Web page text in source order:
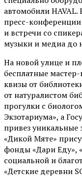
автомобили
пресс-
и встречи со
музыки и медиа до
На новой улице и
бесплатные
квизы от
от натуралистом
прогулки с
Экзотариума», а
привез
«Дикой Мяте»
фонды «Дари Еду»,
социальной и
«Детские деревни